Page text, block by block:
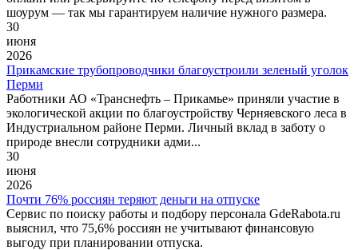
шоурум — так мы гарантируем наличие нужного размера.
30
июня
2026
Прикамские трубопроводчики благоустроили зеленый уголок
Перми
Работники АО «Транснефть – Прикамье» приняли участие в
экологической акции по благоустройству Черняевского леса в
Индустриальном районе Перми. Личный вклад в заботу о
природе внесли сотрудники адми...
30
июня
2026
Почти 76% россиян теряют деньги на отпуске
Сервис по поиску работы и подбору персонала GdeRabota.ru
выяснил, что 75,6% россиян не учитывают финансовую
выгоду при планировании отпуска.